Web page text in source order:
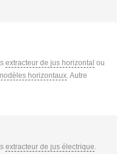
extracteur de jus horizontal ou
horizontaux. Autre
extracteur de jus électrique.